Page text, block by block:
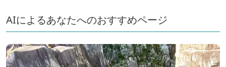
AIによるあなたへのおすすめページ